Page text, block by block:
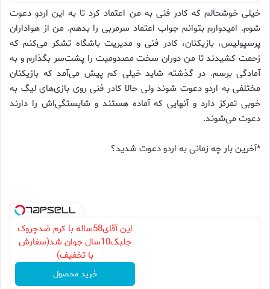
خیلی خوشحالم که کادر فنی به من اعتماد کرد تا به این اردو دعوت
شوم. امیدوارم بتوانم جواب اعتماد سرمربی را بدهم. من از هواداران
پرسپولیس، بازیکنان، کادر فنی و مدیریت باشگاه تشکر می‌کنم که
زحمت کشیدند تا من دوران سخت مصدومیت را پشت‌سر بگذارم و به
آمادگی برسم. در گذشته شاید خیلی کم پیش می‌آمد که بازیکنان
مختلفی به اردو دعوت شوند ولی حالا کادر فنی روی بازی‌های لیگ به
خوبی تمرکز دارد و آنهایی که آماده هستند و شایستگی‌اش را دارند
دعوت می‌شوند.
*آخرین بار چه زمانی به اردو دعوت شدید؟
این آقای58ساله با کرم ضدچروک
جلبک10سال جوان شد(سفارش
با تخفیف)
خرید محصول